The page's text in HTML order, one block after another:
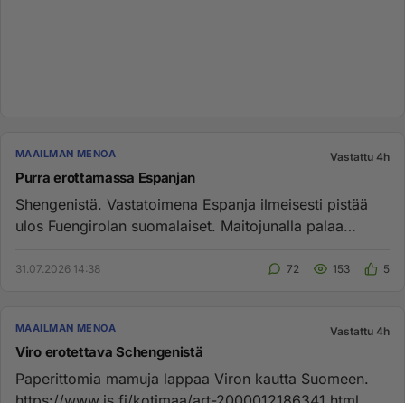
MAAILMAN MENOA Vastattu 4h
Purra erottamassa Espanjan
Shengenistä. Vastatoimena Espanja ilmeisesti pistää
ulos Fuengirolan suomalaiset. Maitojunalla palaa
31.07.2026 14:38 72 153 5
MAAILMAN MENOA Vastattu 4h
Viro erotettava Schengenistä
Paperittomia mamuja lappaa Viron kautta Suomeen.